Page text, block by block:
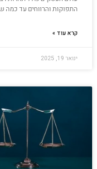
התפוקות והרווחים עד כמה
קרא עוד »
ינואר 19, 2025